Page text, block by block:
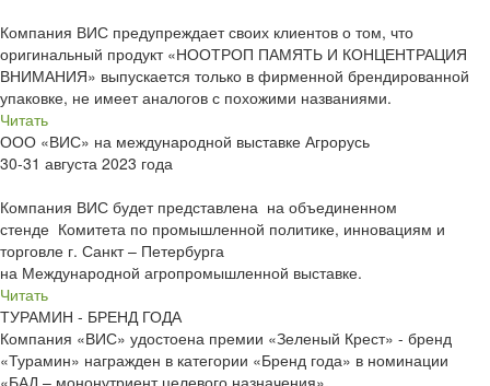
Компания ВИС предупреждает своих клиентов о том, что
оригинальный продукт «НООТРОП ПАМЯТЬ И КОНЦЕНТРАЦИЯ
ВНИМАНИЯ» выпускается только в фирменной брендированной
упаковке, не имеет аналогов с похожими названиями.
Читать
ООО «ВИС» на международной выставке Агрорусь
30-31 августа 2023 года
Компания ВИС будет представлена на объединенном
стенде Комитета по промышленной политике, инновациям и
торговле г. Санкт – Петербурга
на Международной агропромышленной выставке.
Читать
ТУРАМИН - БРЕНД ГОДА
Компания «ВИС» удостоена премии «Зеленый Крест» - бренд
«Турамин» награжден в категории «Бренд года» в номинации
«БАД – мононутриент целевого назначения».